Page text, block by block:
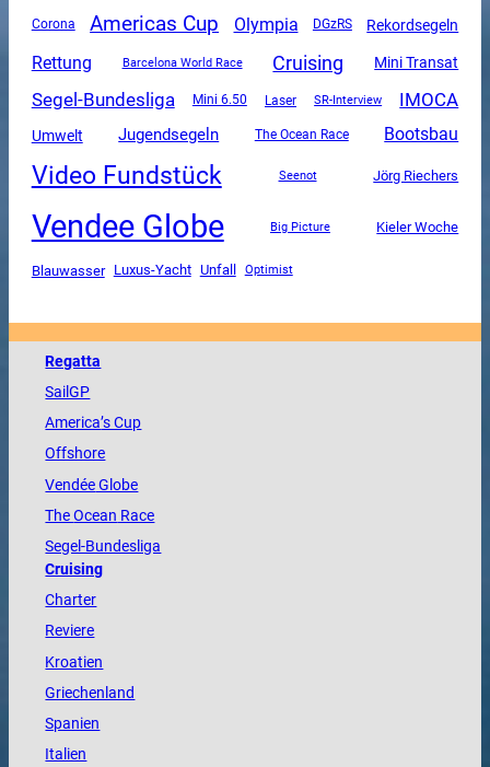
Corona Americas Cup Olympia DGzRS Rekordsegeln
Rettung Barcelona World Race Cruising Mini Transat
Segel-Bundesliga Mini 6.50 Laser SR-Interview IMOCA
Umwelt Jugendsegeln The Ocean Race Bootsbau
Video Fundstück Seenot Jörg Riechers
Vendee Globe Big Picture Kieler Woche
Blauwasser Luxus-Yacht Unfall Optimist
Regatta
SailGP
America’s Cup
Offshore
VendéeGlobe
TheOcean Race
Segel-Bundesliga
Cruising
Charter
Reviere
Kroatien
Griechenland
Spanien
Italien